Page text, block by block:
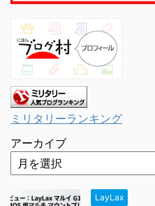
ミリタリーランキング
アーカイブ
LayLax